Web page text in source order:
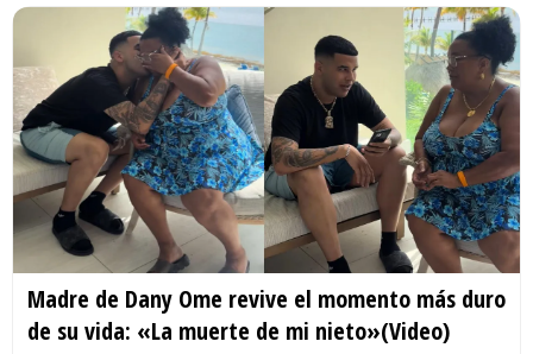
Madre de Dany Ome revive el momento más duro
de su vida: «La muerte de mi nieto»(Video)